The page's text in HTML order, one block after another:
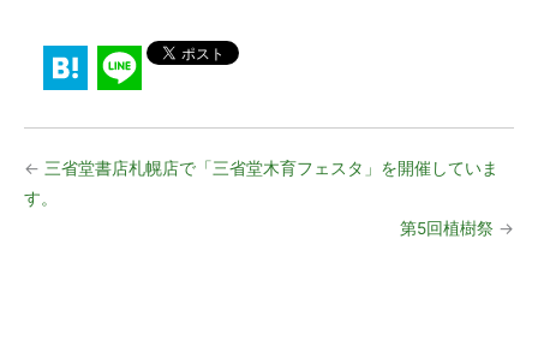
← 三省堂書店札幌店で「三省堂木育フェスタ」を開催していま
す。
第5回植樹祭 →